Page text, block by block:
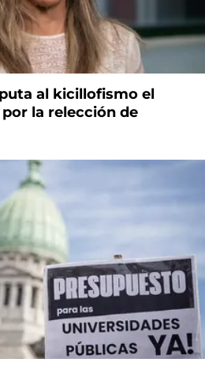
al kicillofismo el
la relección de